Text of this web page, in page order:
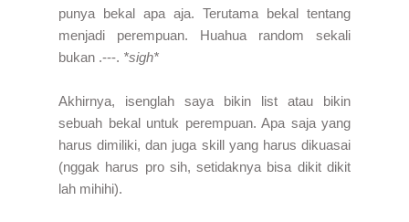
punya bekal apa aja. Terutama bekal tentang
menjadi perempuan. Huahua random sekali
bukan .---. *sigh*
Akhirnya, isenglah saya bikin list atau bikin
sebuah bekal untuk perempuan. Apa saja yang
harus dimiliki, dan juga skill yang harus dikuasai
(nggak harus pro sih, setidaknya bisa dikit dikit
lah mihihi).